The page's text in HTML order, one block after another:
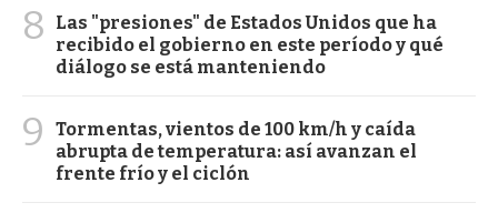
8
Las "presiones" de Estados Unidos que ha
recibido el gobierno en este período y qué
diálogo se está manteniendo
9
Tormentas, vientos de 100 km/h y caída
abrupta de temperatura: así avanzan el
frente frío y el ciclón